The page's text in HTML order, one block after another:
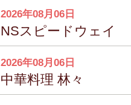
2026年08月06日
NSスピードウェイ
2026年08月06日
中華料理 林々